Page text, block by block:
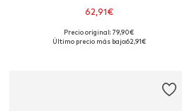
62,91€
Tallas disponibles: 36, 38, 40, 42, 44, 46
Precio original: 79,90€
Último precio más bajo:62,91€